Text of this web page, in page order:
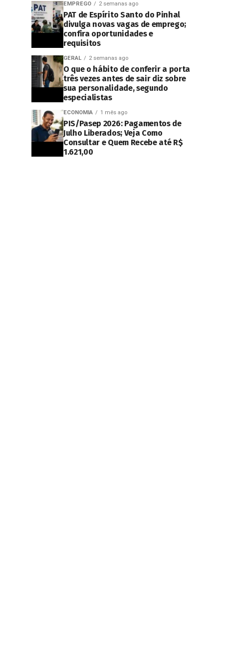
EMPREGO 2 semanas ago
PAT de Espírito Santo do Pinhal
divulga novas vagas de emprego;
confira oportunidades e
requisitos
GERAL 2 semanas ago
O que o hábito de conferir a porta
três vezes antes de sair diz sobre
sua personalidade, segundo
especialistas
ECONOMIA 1 mês ago
PIS/Pasep 2026: Pagamentos de
Julho Liberados; Veja Como
Consultar e Quem Recebe até R$
1.621,00